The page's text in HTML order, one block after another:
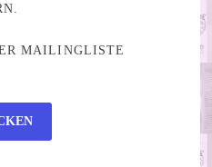
MAILINGLISTE